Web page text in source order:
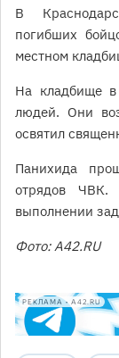
В
погибших
местном
На кладбище в
людей. Они
освятил
Панихида
отрядов
выполнении
Фото: А42.RU
РЕКЛАМА • A42.RU